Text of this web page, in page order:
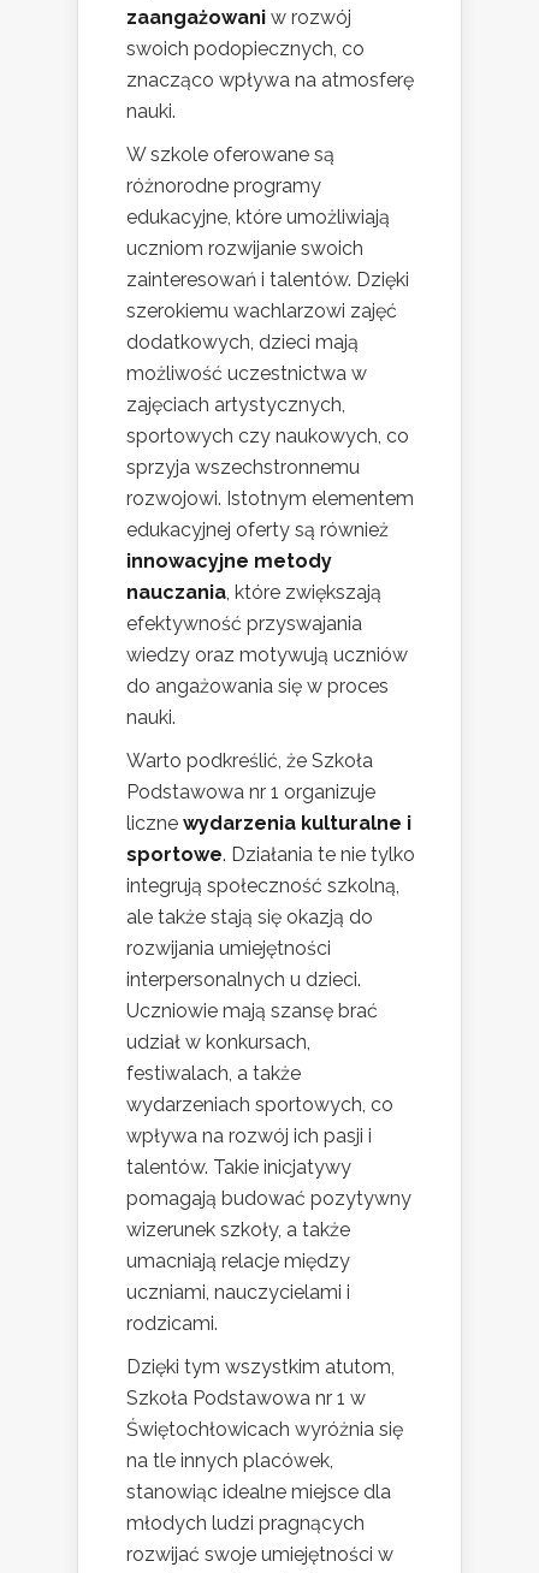
zaangażowani w rozwój
swoich podopiecznych, co
znacząco wpływa na atmosferę
nauki.
W szkole oferowane są
różnorodne programy
edukacyjne, które umożliwiają
uczniom rozwijanie swoich
zainteresowań i talentów. Dzięki
szerokiemu wachlarzowi zajęć
dodatkowych, dzieci mają
możliwość uczestnictwa w
zajęciach artystycznych,
sportowych czy naukowych, co
sprzyja wszechstronnemu
rozwojowi. Istotnym elementem
edukacyjnej oferty są również
innowacyjne metody
nauczania, które zwiększają
efektywność przyswajania
wiedzy oraz motywują uczniów
do angażowania się w proces
nauki.
Warto podkreślić, że Szkoła
Podstawowa nr 1 organizuje
liczne wydarzenia kulturalne i
sportowe. Działania te nie tylko
integrują społeczność szkolną,
ale także stają się okazją do
rozwijania umiejętności
interpersonalnych u dzieci.
Uczniowie mają szansę brać
udział w konkursach,
festiwalach, a także
wydarzeniach sportowych, co
wpływa na rozwój ich pasji i
talentów. Takie inicjatywy
pomagają budować pozytywny
wizerunek szkoły, a także
umacniają relacje między
uczniami, nauczycielami i
rodzicami.
Dzięki tym wszystkim atutom,
Szkoła Podstawowa nr 1 w
Świętochłowicach wyróżnia się
na tle innych placówek,
stanowiąc idealne miejsce dla
młodych ludzi pragnących
rozwijać swoje umiejętności w